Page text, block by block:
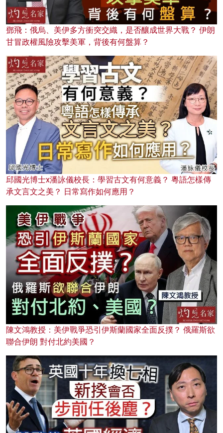
鄧飛：俄烏、美伊多方衝突交織，是否釀成世界大戰？ 伊朗
甘冒政權風險攻擊美軍，背後有何盤算？
邱國光博士x潘詠儀校長：學習古文有何意義？ 粵語怎樣傳
承文言文之美？ 日常寫作如何應用？
陳文鴻教授：美伊戰爭恐引伊斯蘭國家全面反撲？ 俄羅斯欲
聯合伊朗 對付北約美國？